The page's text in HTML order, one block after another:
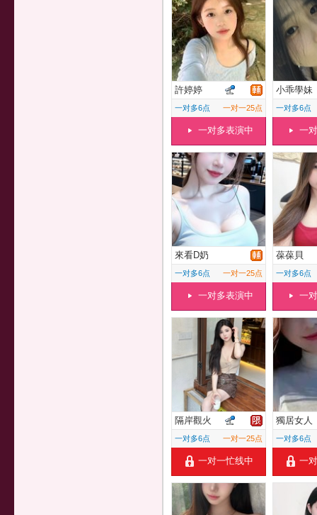
許婷婷
一对多6点 一对一25点
一对多表演中
小乖學妹
一对多6点
一
來看D奶
一对多6点 一对一25点
一对多表演中
葆葆貝
一对多6点
一
隔岸觀火
一对多6点 一对一25点
一对一忙线中
獨居女人
一对多6点
一